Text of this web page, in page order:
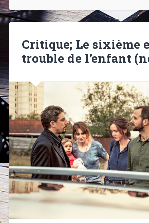
Critique; Le sixième
trouble de l’enfant